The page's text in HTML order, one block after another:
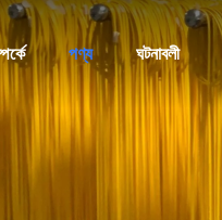
পণ্য ঘটনাবলী